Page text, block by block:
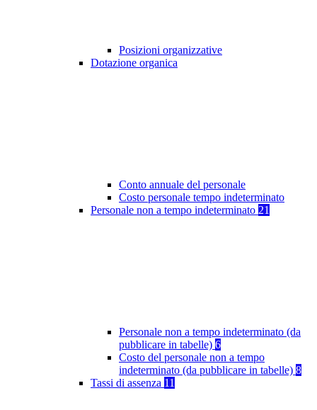
Posizioni organizzative
Dotazione organica
Conto annuale del personale
Costo personale tempo indeterminato
Personale non a tempo indeterminato 21
Personale non a tempo indeterminato (da
pubblicare in tabelle) 6
Costo del personale non a tempo
indeterminato (da pubblicare in tabelle) 8
Tassi di assenza 11